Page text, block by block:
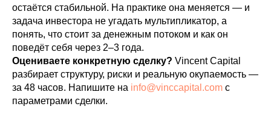
остаётся стабильной. На практике она меняется — и
задача инвестора не угадать мультипликатор, а
понять, что стоит за денежным потоком и как он
поведёт себя через 2–3 года.
Оцениваете конкретную сделку? Vincent Capital
разбирает структуру, риски и реальную окупаемость —
за 48 часов. Напишите на info@vinccapital.com с
параметрами сделки.